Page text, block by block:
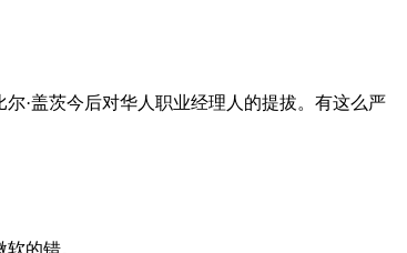
·盖茨今后对华人职业经理人的提拔。有这么严